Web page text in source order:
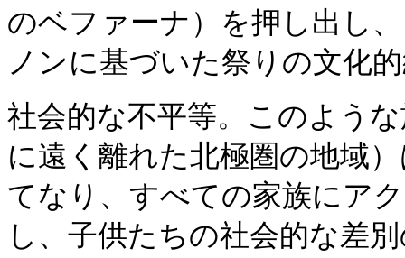
のベファーナ）を押し出し
ノンに基づいた祭りの文化
社会的な不平等。このよう
に遠く離れた北極圏の地域
てなり、すべての家族にア
し、子供たちの社会的な差